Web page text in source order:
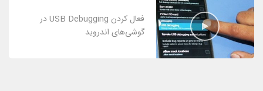
فعال کردن USB Debugging در
گوشی‌های اندروید